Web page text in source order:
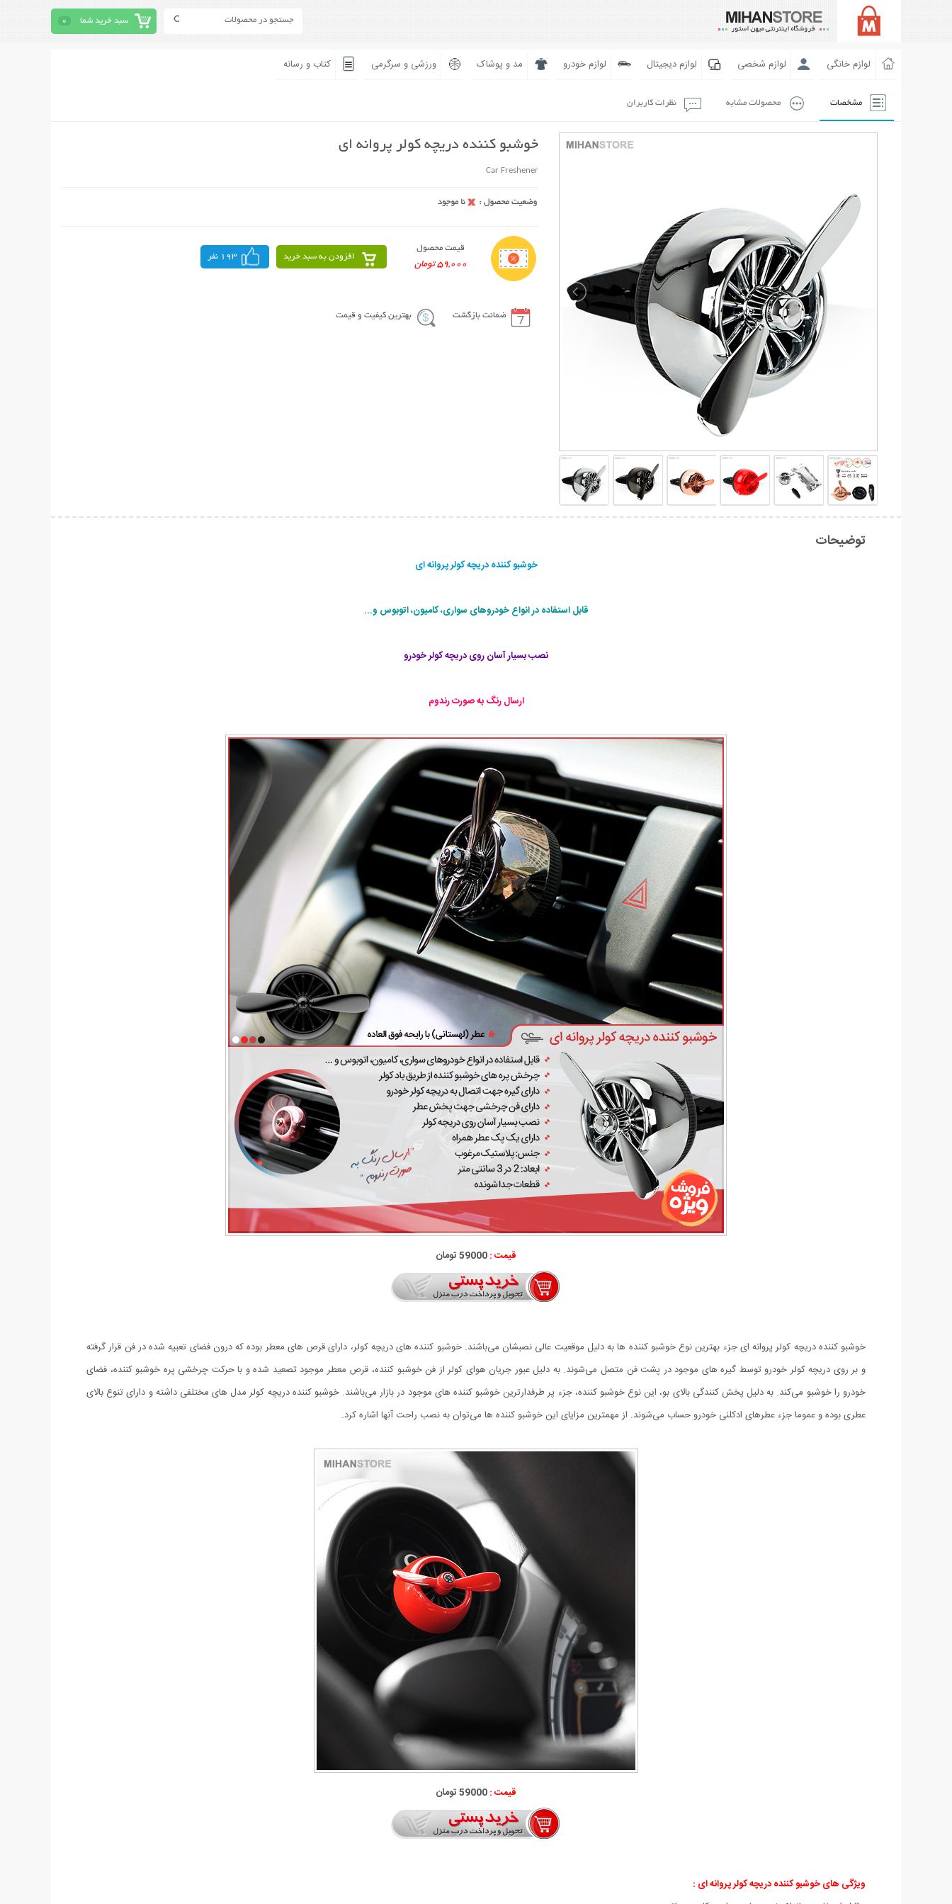
سبد خرید شما 0
لوازم خانگی لوازم شخصی لوازم دیجیتال لوازم خودرو مد و پوشاک ورزشی و سرگرمی کتاب و رسانه
مشخصات محصولات مشابه نظرات کاربران
خوشبو کننده دریچه کولر پروانه ای
Car Freshener
قیمت محصول
59,000 تومان
افزودن به سبد خرید 193 نفر
ضمانت بازگشت بهترین کیفیت و قیمت
توضیحات
خوشبو کننده دریچه کولر پروانه ای
قابل استفاده در انواع خودروهای سواری، کامیون، اتوبوس و...
نصب بسیار آسان روی دریچه کولر خودرو
ارسال رنگ به صورت رندوم
قیمت :59000 تومان
خوشبو کننده دریچه کولر پروانه ای جزء بهترین نوع خوشبو کننده ها به دلیل موقعیت عالی نصبشان می‌باشند. خوشبو کننده های دریچه کولر، دارای قرص های معطر بوده که درون فضای تعبیه شده در فن قرار گرفته
و بر روی دریچه کولر خودرو توسط گیره های موجود در پشت فن متصل می‌شوند. به دلیل عبور جریان هوای کولر از فن خوشبو کننده، قرص معطر موجود تصعید شده و با حرکت چرخشی پره خوشبو کننده، فضای
خودرو را خوشبو می‌کند. به دلیل پخش کنندگی بالای بو، این نوع خوشبو کننده، جزء پر طرفدارترین خوشبو کننده های موجود در بازار می‌باشند. خوشبو کننده دریچه کولر مدل های مختلفی داشته و دارای تنوع بالای
عطری بوده و عموما جزء عطرهای ادکلنی خودرو حساب می‌شوند. از مهمترین مزایای این خوشبو کننده ها می‌توان به نصب راحت آنها اشاره کرد.
قیمت :59000 تومان
ویژگی های خوشبو کننده دریچه کولر پروانه ای :